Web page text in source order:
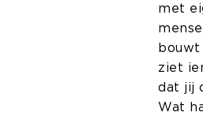
met
ziet
dat jij
Wat